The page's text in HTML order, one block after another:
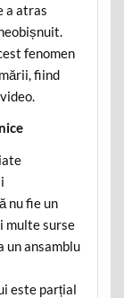
a atras
fenomen
fiind
nu fie un
multe surse
un ansamblu
este parțial